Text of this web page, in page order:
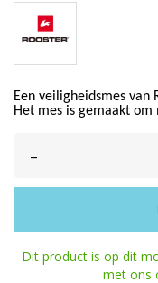
Een veiligheidsmes
Het mes is gemaakt
–
Dit product is op dit
met ons